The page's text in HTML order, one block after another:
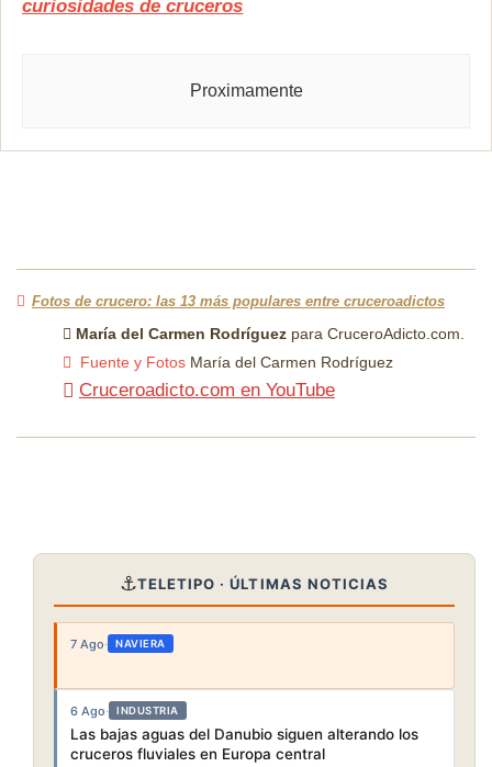
curiosidades de cruceros
Proximamente
Fotos de crucero: las 13 más populares entre cruceroadictos
María del Carmen Rodríguezpara CruceroAdicto.com.
Fuente y FotosMaría del Carmen Rodríguez
Cruceroadicto.com en YouTube
⚓TELETIPO · ÚLTIMAS NOTICIAS
7 Ago· NAVIERA
6 Ago· INDUSTRIA
Las bajas aguas del Danubio siguen alterando los
cruceros fluviales en Europa central